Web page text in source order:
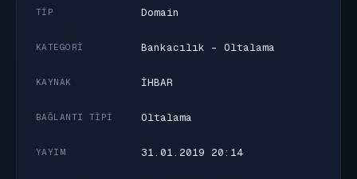
TIP Domain
KATEGORI Bankacılık - Oltalama
KAYNAK İHBAR
BAĞLANTI TIPI Oltalama
YAYIM 31.01.2019 20:14